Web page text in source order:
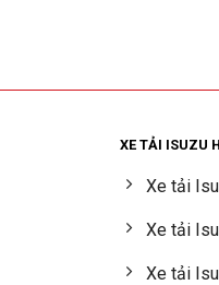
XE TẢI ISUZU
Xe tải
Xe tải
Xe tải